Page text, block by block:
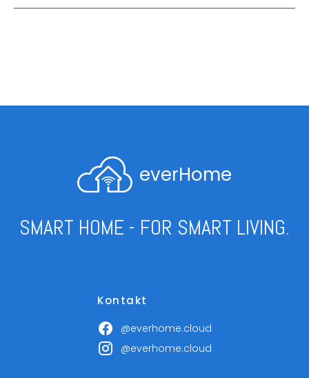
everHome
SMART HOME - FOR SMART LIVING.
Kontakt
@everhome.cloud
@everhome.cloud